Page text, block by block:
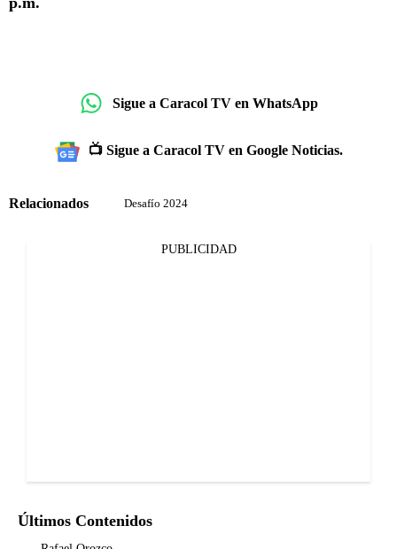
Sigue a Caracol TV en WhatsApp
📺 Sigue a Caracol TV en Google Noticias.
Relacionados Desafío 2024
PUBLICIDAD
Últimos Contenidos